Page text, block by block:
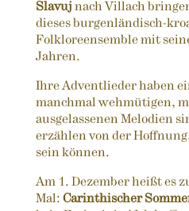
Slavuj nach Villach
dieses burgenländisch-
Folkloreensemble mit
Jahren.
Ihre Adventlieder haben
manchmal wehmütigen,
ausgelassenen Melodien
erzählen von der
sein können.
Am 1. Dezember heißt es
Mal: Carinthischer